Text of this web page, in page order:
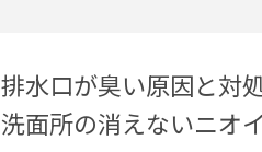
排水口が臭い原因と対
洗面所の消えないニオ